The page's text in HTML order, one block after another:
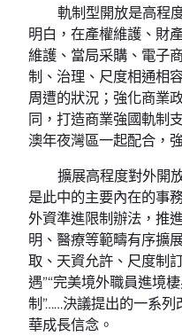
軌制型開放是高程
明白，在產權維護、財
維護、當局采購、電子
制、治理、尺度相通相
周遭的狀況；強化商業
同，打造商業強國軌制
澳年夜灣區一起配合，
擴展高程度對外開
是此中的主要內在的事
外資準進限制辦法，推
明、醫療等範疇有序擴
取、天資允許、尺度制
遇”“完美境外職員進境
制”……決議提出的一系
華成長信念。